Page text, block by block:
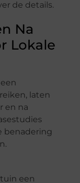
de details.
Na
Lokale
laten
en na
benadering
een